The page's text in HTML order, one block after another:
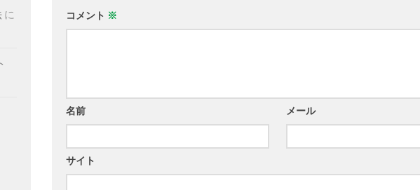
コメント ※
名前 メール
サイト
に